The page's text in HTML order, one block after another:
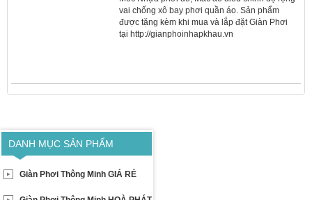
vai chống xô bay phơi quần áo. Sản phẩm
được tặng kèm khi mua và lắp đặt Giàn Phơi
tại http://gianphoinhapkhau.vn
DANH MỤC SẢN PHẨM
Giàn Phơi Thông Minh GIÁ RẺ